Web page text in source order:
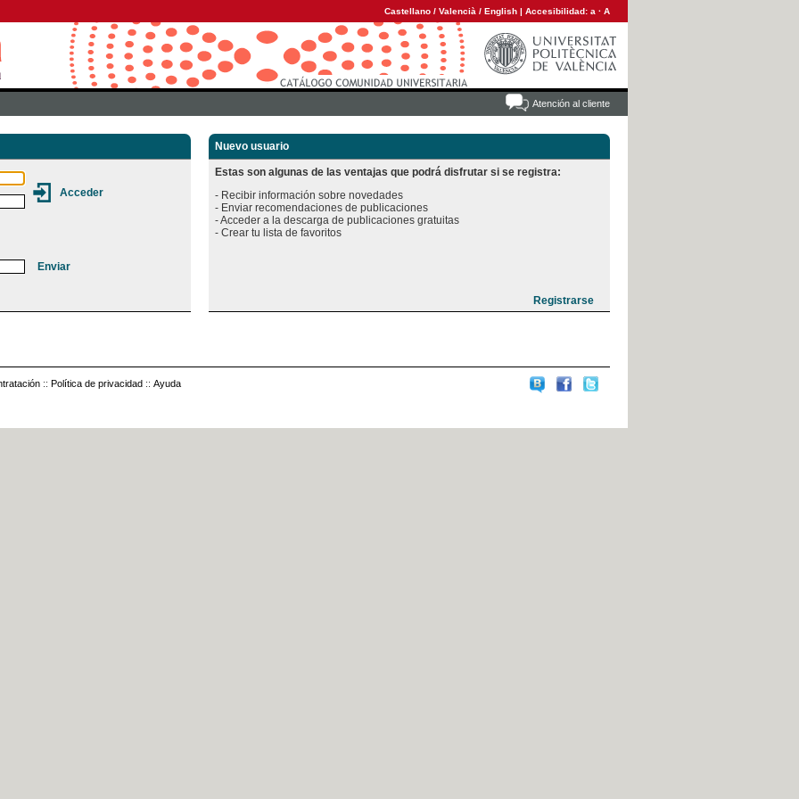
Castellano / Valencià / English | Accesibilidad: a · A
Atención al cliente
Nuevo usuario
Estas son algunas de las ventajas que podrá disfrutar si se registra:
- Recibir información sobre novedades
- Enviar recomendaciones de publicaciones
- Acceder a la descarga de publicaciones gratuitas
:: Política de privacidad :: Ayuda